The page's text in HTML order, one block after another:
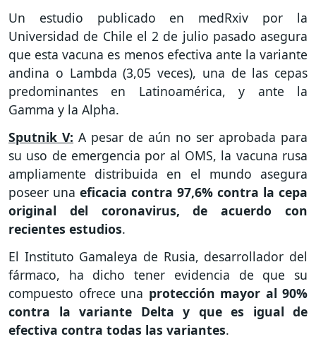
Un estudio publicado en medRxiv por la
Universidad de Chile el 2 de julio pasado asegura
que esta vacuna es menos efectiva ante la variante
andina o Lambda (3,05 veces), una de las cepas
predominantes en Latinoamérica, y ante la
Gamma y la Alpha.
Sputnik V: A pesar de aún no ser aprobada para
su uso de emergencia por al OMS, la vacuna rusa
ampliamente distribuida en el mundo asegura
poseer una eficacia contra 97,6% contra la cepa
original del coronavirus, de acuerdo con
recientes estudios.
El Instituto Gamaleya de Rusia, desarrollador del
fármaco, ha dicho tener evidencia de que su
compuesto ofrece una protección mayor al 90%
contra la variante Delta y que es igual de
efectiva contra todas las variantes.